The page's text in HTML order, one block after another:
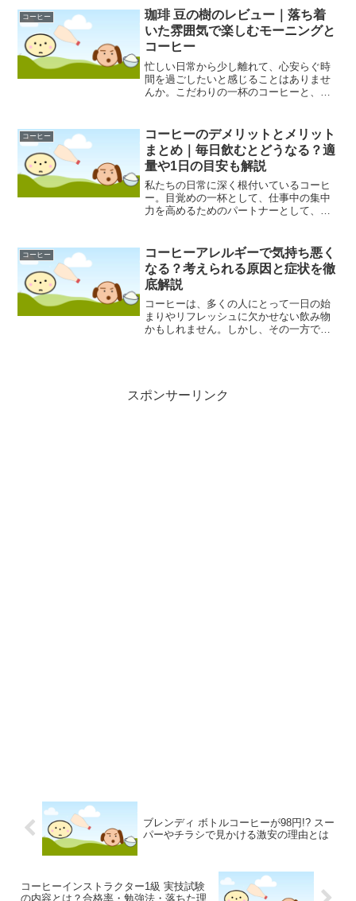
から多忙なビジネスパーソンに至るま
で、カフェインによる精神的...
コーヒー
珈琲 豆の樹のレビュー｜落ち着
いた雰囲気で楽しむモーニングと
コーヒー
忙しい日常から少し離れて、心安らぐ時
間を過ごしたいと感じることはありませ
んか。こだわりの一杯のコーヒーと、美
せん。今回は、そんな特別な時間を提供
してくれる可能性を秘めた「...
コーヒー
コーヒーのデメリットとメリット
まとめ｜毎日飲むとどうなる？適
量や1日の目安も解説
私たちの日常に深く根付いているコーヒ
ー。目覚めの一杯として、仕事中の集中
力を高めるためのパートナーとして、あ
ない飲み物となっています。それは単な
る飲料という枠を超え、一...
コーヒー
コーヒーアレルギーで気持ち悪く
なる？考えられる原因と症状を徹
底解説
コーヒーは、多くの人にとって一日の始
まりやリフレッシュに欠かせない飲み物
かもしれません。しかし、その一方で
スポンサーリンク
ブレンディ ボトルコーヒーが98円!? スー
パーやチラシで見かける激安の理由とは
コーヒーインストラクター1級 実技試験
の内容とは？合格率・勉強法・落ちた理